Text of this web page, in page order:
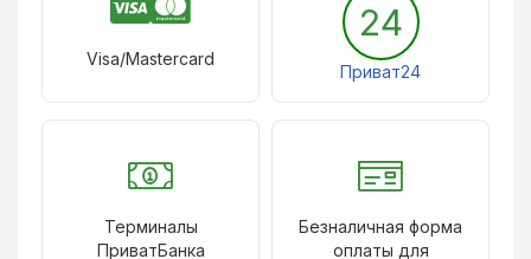
Visa/Mastercard
24
Приват24
Терминалы
ПриватБанка
Безналичная форма
оплаты для